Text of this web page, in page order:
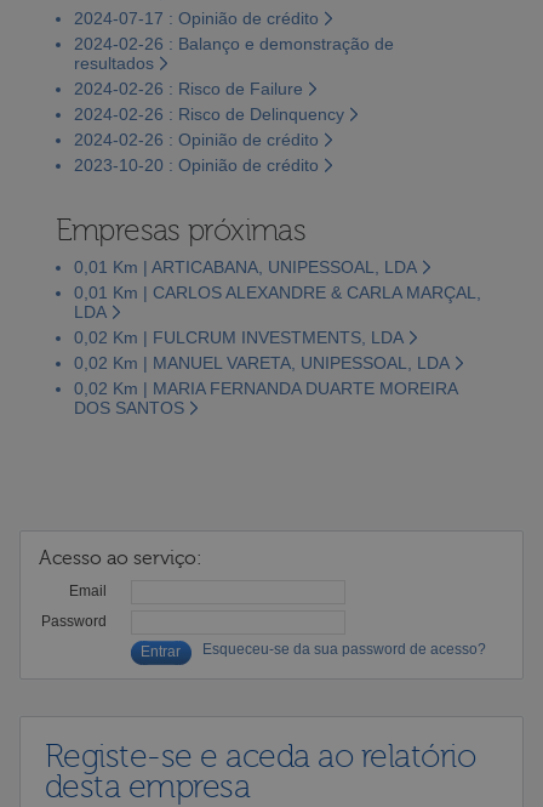
2024-07-17 : Opinião de crédito
2024-02-26 : Balanço e demonstração de
resultados
2024-02-26 : Risco de Failure
2024-02-26 : Risco de Delinquency
2024-02-26 : Opinião de crédito
2023-10-20 : Opinião de crédito
Empresas próximas
0,01 Km | ARTICABANA, UNIPESSOAL, LDA
0,01 Km | CARLOS ALEXANDRE & CARLA MARÇAL,
LDA
0,02 Km | FULCRUM INVESTMENTS, LDA
0,02 Km | MANUEL VARETA, UNIPESSOAL, LDA
0,02 Km | MARIA FERNANDA DUARTE MOREIRA
DOS SANTOS
Acesso ao serviço:
Email
Password
Esqueceu-se da sua password de acesso?
Registe-se e aceda ao relatório
desta empresa